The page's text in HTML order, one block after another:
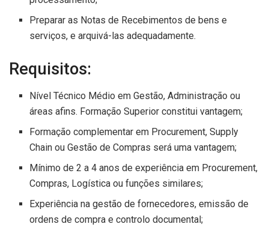
Preparar as Notas de Recebimentos de bens e
serviços, e arquivá-las adequadamente.
Requisitos:
Nível Técnico Médio em Gestão, Administração ou
áreas afins. Formação Superior constitui vantagem;
Formação complementar em Procurement, Supply
Chain ou Gestão de Compras será uma vantagem;
Mínimo de 2 a 4 anos de experiência em Procurement,
Compras, Logística ou funções similares;
Experiência na gestão de fornecedores, emissão de
ordens de compra e controlo documental;